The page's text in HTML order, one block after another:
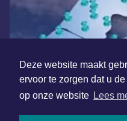
Deze website maakt
ervoor te zorgen dat u
op onze website Lees
Overige dagbladen in de
Algemene voorwaarden